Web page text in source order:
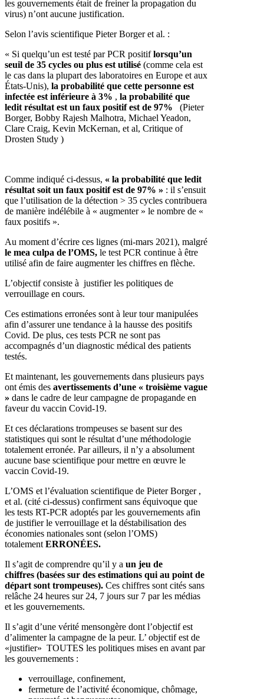
les gouvernements était de freiner la propagation du
virus) n’ont aucune justification.
Selon l’avis scientifique Pieter Borger et al. :
« Si quelqu’un est testé par PCR positiflorsqu’un
seuil de 35 cycles ou plus est utilisé (comme cela est
le cas dans la plupart des laboratoires en Europe et aux
États-Unis), la probabilité que cette personne est
infectée est inférieure à 3% , la probabilité que
ledit résultat est un faux positif est de 97% (Pieter
Borger, Bobby Rajesh Malhotra, Michael Yeadon,
Clare Craig, Kevin McKernan, et al, Critique of
Drosten Study )
Comme indiqué ci-dessus, « la probabilité que ledit
résultat soit un faux positif est de 97% » : il s’ensuit
que l’utilisation de la détection > 35 cycles contribuera
de manière indélébile à « augmenter » le nombre de «
faux positifs ».
Au moment d’écrire ces lignes (mi-mars 2021), malgré
le mea culpa de l’OMS, le test PCR continue à être
utilisé afin de faire augmenter les chiffres en flèche.
L’objectif consiste à justifier les politiques de
verrouillage en cours.
Ces estimations erronées sont à leur tour manipulées
afin d’assurer une tendance à la hausse des positifs
Covid. De plus, ces tests PCR ne sont pas
accompagnés d’un diagnostic médical des patients
testés.
Et maintenant, les gouvernements dans plusieurs pays
ont émis des avertissements d’une « troisième vague
» dans le cadre de leur campagne de propagande en
faveur du vaccin Covid-19.
Et ces déclarations trompeuses se basent sur des
statistiques qui sont le résultat d’une méthodologie
totalement erronée. Par ailleurs, il n’y a absolument
aucune base scientifique pour mettre en œuvre le
vaccin Covid-19.
L’OMS et l’évaluation scientifique de Pieter Borger ,
et al. (cité ci-dessus) confirment sans équivoque que
les tests RT-PCR adoptés par les gouvernements afin
de justifier le verrouillage et la déstabilisation des
économies nationales sont (selon l’OMS)
totalement ERRONÉES.
Il s’agit de comprendre qu’il y a un jeu de
chiffres (basées sur des estimations qui au point de
départ sont trompeuses). Ces chiffres sont cités sans
relâche 24 heures sur 24, 7 jours sur 7 par les médias
et les gouvernements.
Il s’agit d’une vérité mensongère dont l’objectif est
d’alimenter la campagne de la peur. L’ objectif est de
«justifier» TOUTES les politiques mises en avant par
les gouvernements :
verrouillage, confinement,
fermeture de l’activité économique, chômage,